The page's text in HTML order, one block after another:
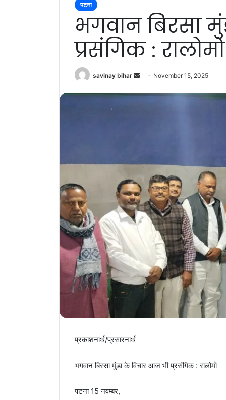
पटना
भगवान बिरसा
प्रसंगिक : रालोमो
savinay bihar
SendNovember 15, 2025
प्रकाशनार्थ/प्रसारनार्थ
भगवान बिरसा मुंडा के विचार आज भी प्रसंगिक : रालोमो
पटना 15 नवम्बर,